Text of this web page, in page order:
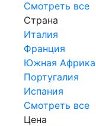
Смотреть все
Страна
Италия
Франция
Южная Африка
Португалия
Испания
Смотреть все
Цена